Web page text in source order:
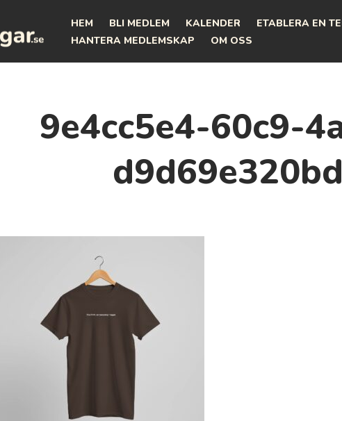
HEM BLI MEDLEM KALENDER ETABLERA EN
HANTERA MEDLEMSKAP
OM OSS
9e4cc5e4-60c9-